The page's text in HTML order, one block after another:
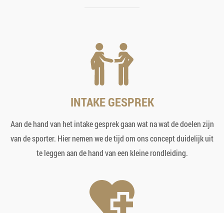
INTAKE GESPREK
Aan de hand van het intake gesprek gaan wat na wat de doelen zijn
van de sporter. Hier nemen we de tijd om ons concept duidelijk uit
te leggen aan de hand van een kleine rondleiding.